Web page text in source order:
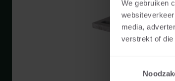
We gebruiken
media,
verstrekt of